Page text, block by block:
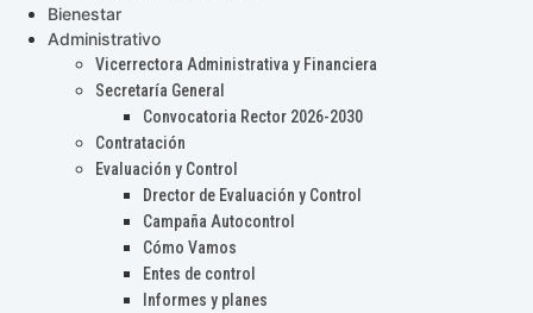
Bienestar
Administrativo
Vicerrectora Administrativa y Financiera
Secretaría General
Convocatoria Rector 2026-2030
Contratación
Evaluación y Control
Drector de Evaluación y Control
Campaña Autocontrol
Cómo Vamos
Entes de control
Informes y planes